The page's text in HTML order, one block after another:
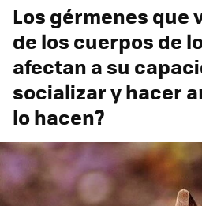
Los gérmenes que
de los cuerpos de
afectan a su
socializar y hacer
lo hacen?